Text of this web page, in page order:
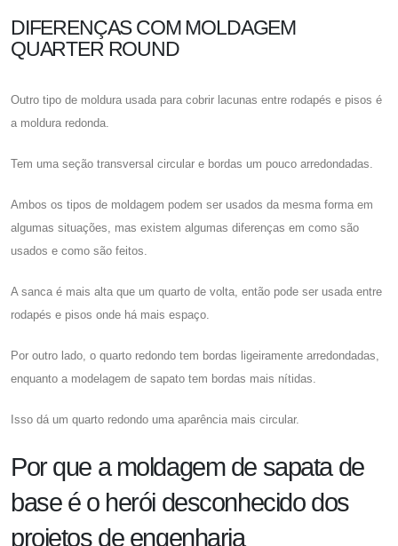
DIFERENÇAS COM MOLDAGEM
QUARTER ROUND
Outro tipo de moldura usada para cobrir lacunas entre rodapés e pisos é
a moldura redonda.
Tem uma seção transversal circular e bordas um pouco arredondadas.
Ambos os tipos de moldagem podem ser usados ​​da mesma forma em
algumas situações, mas existem algumas diferenças em como são
usados ​​e como são feitos.
A sanca é mais alta que um quarto de volta, então pode ser usada entre
rodapés e pisos onde há mais espaço.
Por outro lado, o quarto redondo tem bordas ligeiramente arredondadas,
enquanto a modelagem de sapato tem bordas mais nítidas.
Isso dá um quarto redondo uma aparência mais circular.
Por que a moldagem de sapata de
base é o herói desconhecido dos
projetos de engenharia